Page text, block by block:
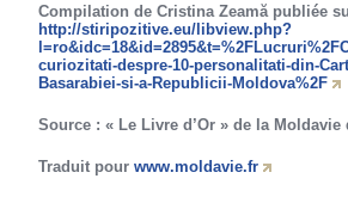
Compilation de Cristina Zeamă publiée
http://stiripozitive.eu/libview.php?
curiozitati-despre-10-personalitati-din-
Basarabiei-si-a-Republicii-Moldova%2F
Source : « Le Livre d’Or » de la Moldavie
Traduit pour www.moldavie.fr